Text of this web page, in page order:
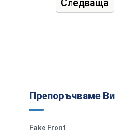
Следваща
Препоръчваме Ви
Fake Front